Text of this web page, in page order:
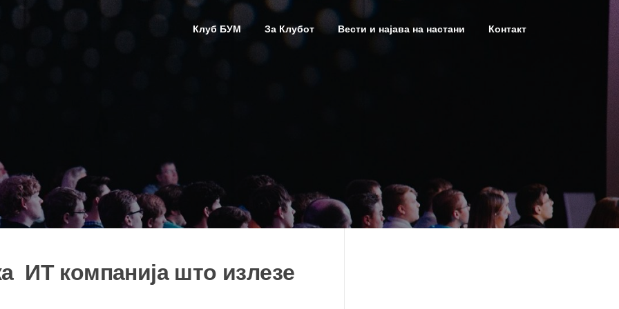
Клуб БУМ За Клубот Вести и најава на настани Контакт
ИТ компанија што излезе